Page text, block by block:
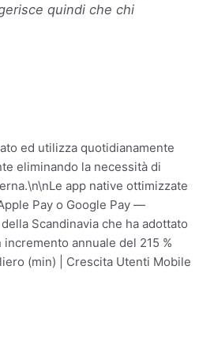
quindi che chi
ed utilizza quotidianamente
eliminando la necessità di
app native ottimizzate
Pay o Google Pay —
Scandinavia che ha adottato
annuale del 215 %
(min) | Crescita Utenti Mobile